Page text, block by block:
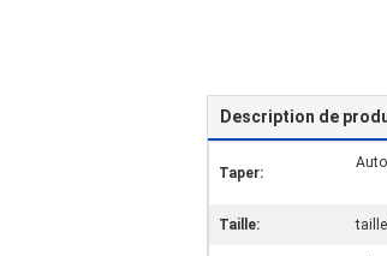
Description de
Taper:
Taille: